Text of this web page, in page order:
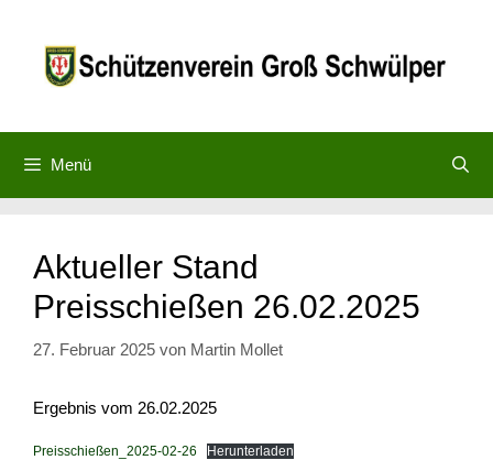
springen
Menü
Aktueller Stand
Preisschießen 26.02.2025
27. Februar 2025 von Martin Mollet
Ergebnis vom 26.02.2025
Preisschießen_2025-02-26 Herunterladen